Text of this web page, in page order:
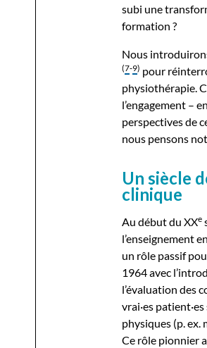
subi une
formation ?
Nous
(7‑9) pour
physiothérapie.
l’engagement –
perspectives de
nous pensons
Un siècle
clinique
Au début du XXe
l’enseignement
un rôle passif
1964 avec
l’évaluation des
vrai·es
physiques (p.
Ce rôle pionnier